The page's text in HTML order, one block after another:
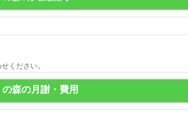
ください。
森の月謝・費用